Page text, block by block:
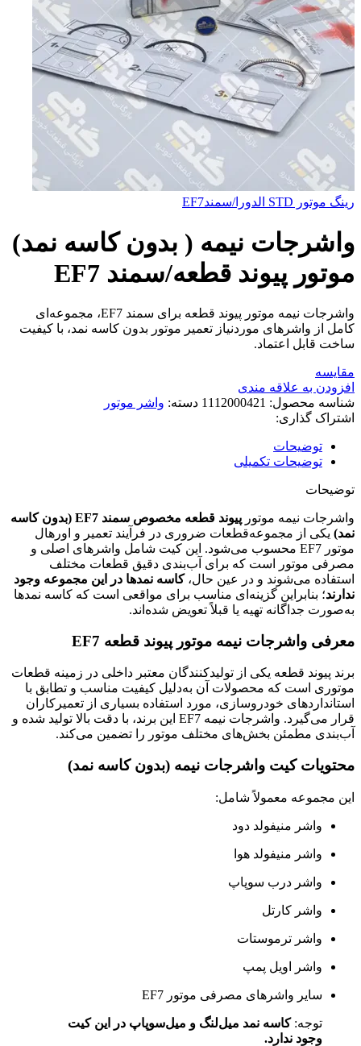
رينگ موتور STD الدورا/سمندEF7
واشرجات نيمه ( بدون كاسه نمد)
موتور پيوند قطعه/سمند EF7
واشرجات نیمه موتور پیوند قطعه برای سمند EF7، مجموعه‌ای
کامل از واشرهای موردنیاز تعمیر موتور بدون کاسه نمد، با کیفیت
ساخت قابل اعتماد.
مقایسه
افزودن به علاقه مندی
شناسه محصول: 1112000421 دسته: واشر موتور
اشتراک گذاری:
توضیحات
توضیحات تکمیلی
توضیحات
واشرجات نیمه موتور
پیوند قطعه مخصوص سمند EF7 (بدون کاسه
نمد) یکی از مجموعه‌قطعات ضروری در فرآیند تعمیر و اورهال
موتور EF7 محسوب می‌شود. این کیت شامل واشرهای اصلی و
مصرفی موتور است که برای آب‌بندی دقیق قطعات مختلف
استفاده می‌شوند و در عین حال،کاسه نمدها در این مجموعه وجود
ندارند؛ بنابراین گزینه‌ای مناسب برای مواقعی است که کاسه نمدها
به‌صورت جداگانه تهیه یا قبلاً تعویض شده‌اند.
معرفی واشرجات نیمه موتور پیوند قطعه EF7
برند پیوند قطعه یکی از تولیدکنندگان معتبر داخلی در زمینه قطعات
موتوری است که محصولات آن به‌دلیل کیفیت مناسب و تطابق با
استانداردهای خودروسازی، مورد استفاده بسیاری از تعمیرکاران
قرار می‌گیرد. واشرجات نیمه EF7 این برند، با دقت بالا تولید شده و
آب‌بندی مطمئن بخش‌های مختلف موتور را تضمین می‌کند.
محتویات کیت واشرجات نیمه (بدون کاسه نمد)
این مجموعه معمولاً شامل:
واشر منیفولد دود
واشر منیفولد هوا
واشر درب سوپاپ
واشر کارتل
واشر ترموستات
واشر اویل پمپ
سایر واشرهای مصرفی موتور EF7
توجه:کاسه نمد میل‌لنگ و میل‌سوپاپ در این کیت
وجود ندارد.